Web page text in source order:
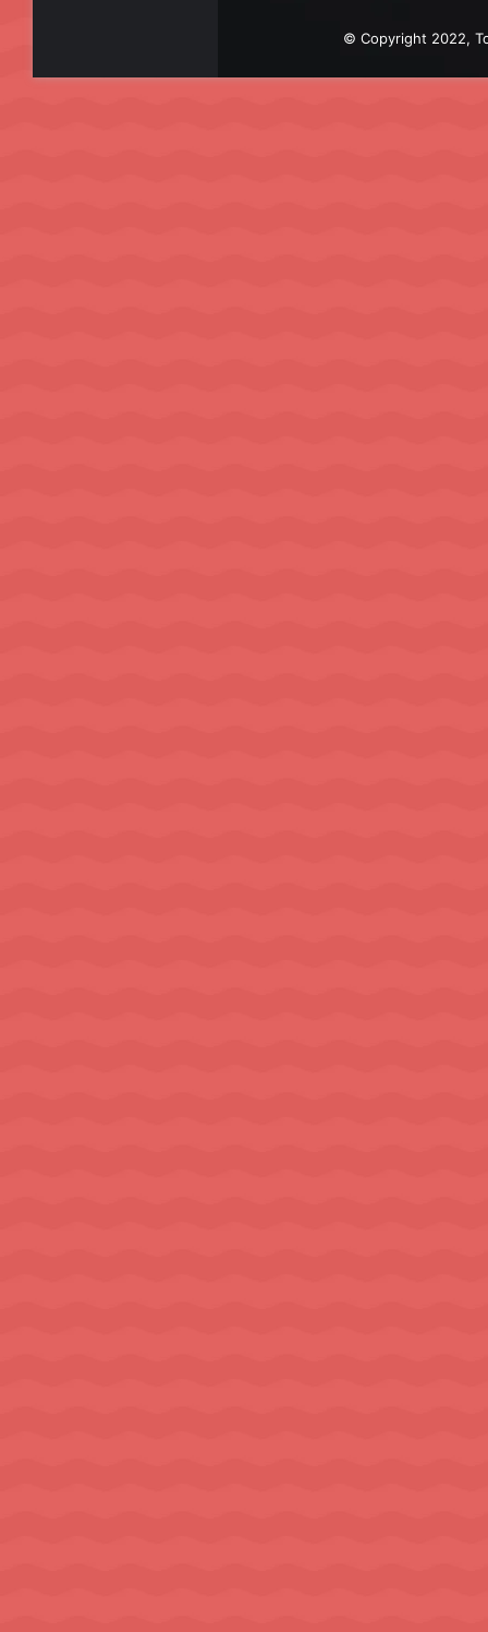
© Copyright 2022,